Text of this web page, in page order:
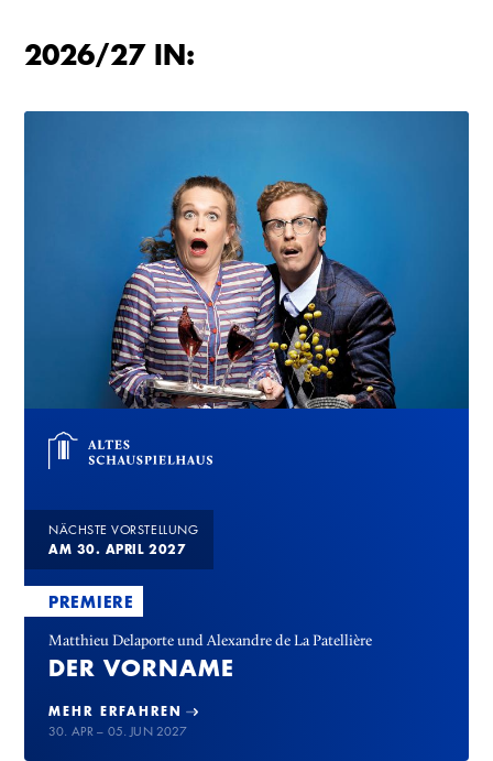
2026/27 IN:
NÄCHSTE VORSTELLUNG
AM 30. APRIL 2027
PREMIERE
Matthieu Delaporte und Alexandre de La Patellière
DER VORNAME
MEHR ERFAHREN
30. APR – 05. JUN 2027